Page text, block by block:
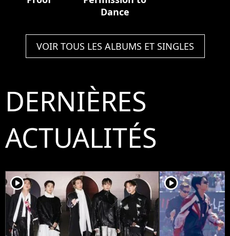
Dance
VOIR TOUS LES ALBUMS ET SINGLES
DERNIÈRES
ACTUALITÉS
player2 player2